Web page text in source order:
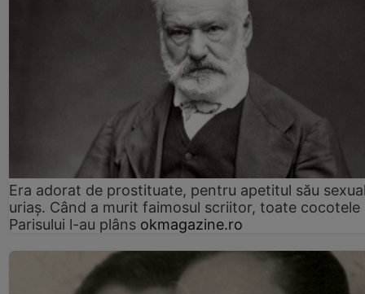
Era adorat de prostituate, pentru apetitul său
uriaș. Când a murit faimosul scriitor, toate cocotele
Parisului l-au plâns okmagazine.ro